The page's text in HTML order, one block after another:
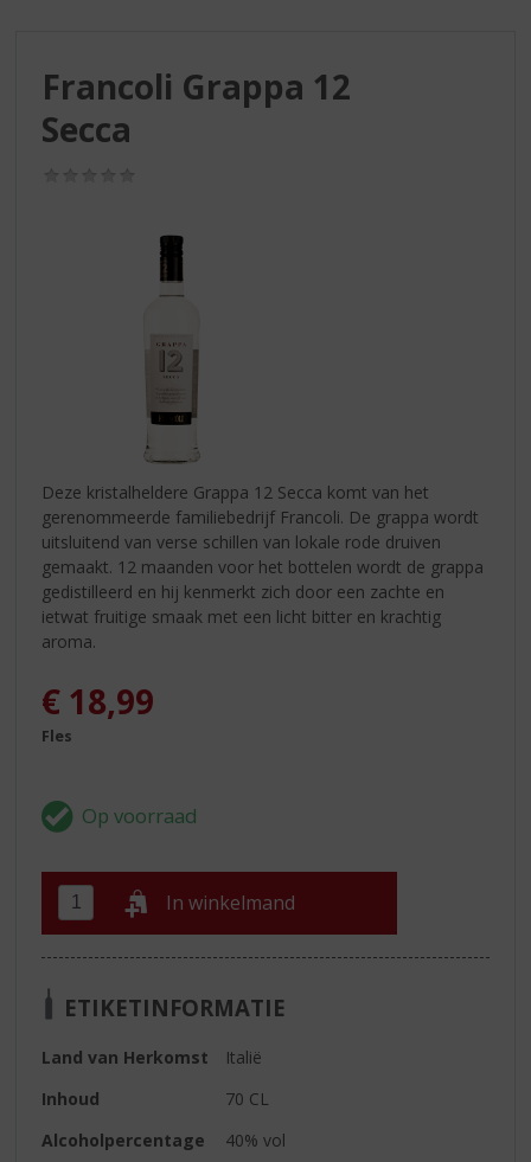
Francoli Grappa 12
Secca
Deze kristalheldere Grappa 12 Secca komt van het
gerenommeerde familiebedrijf Francoli. De grappa wordt
uitsluitend van verse schillen van lokale rode druiven
gemaakt. 12 maanden voor het bottelen wordt de grappa
gedistilleerd en hij kenmerkt zich door een zachte en
ietwat fruitige smaak met een licht bitter en krachtig
aroma.
€ 18,99
Fles
In winkelmand
ETIKETINFORMATIE
Land van Herkomst
Italië
Inhoud
70 CL
Alcoholpercentage
40% vol